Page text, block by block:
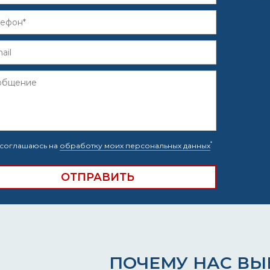
на обработку моих персональных данных*
ПОЧЕМУ НАС